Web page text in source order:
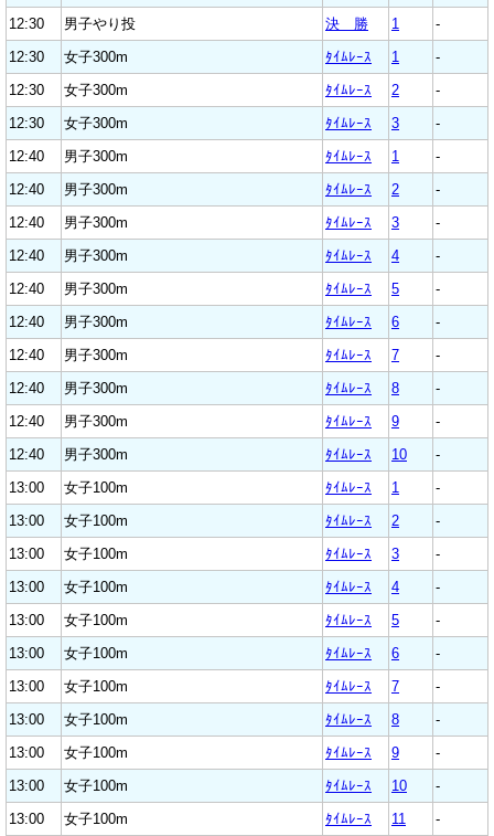
12:30
男子やり投 決 勝 1
-
12:30
女子300m ﾀｲﾑﾚｰｽ 1
-
12:30
女子300m ﾀｲﾑﾚｰｽ 2
-
12:30
女子300m ﾀｲﾑﾚｰｽ 3
-
12:40
男子300m ﾀｲﾑﾚｰｽ 1
-
12:40
男子300m ﾀｲﾑﾚｰｽ 2
-
12:40
男子300m ﾀｲﾑﾚｰｽ 3
-
12:40
男子300m ﾀｲﾑﾚｰｽ 4
-
12:40
男子300m ﾀｲﾑﾚｰｽ 5
-
12:40
男子300m ﾀｲﾑﾚｰｽ 6
-
12:40
男子300m ﾀｲﾑﾚｰｽ 7
-
12:40
男子300m ﾀｲﾑﾚｰｽ 8
-
12:40
男子300m ﾀｲﾑﾚｰｽ 9
-
12:40
男子300m ﾀｲﾑﾚｰｽ 10
-
13:00
女子100m ﾀｲﾑﾚｰｽ 1
-
13:00
女子100m ﾀｲﾑﾚｰｽ 2
-
13:00
女子100m ﾀｲﾑﾚｰｽ 3
-
13:00
女子100m ﾀｲﾑﾚｰｽ 4
-
13:00
女子100m ﾀｲﾑﾚｰｽ 5
-
13:00
女子100m ﾀｲﾑﾚｰｽ 6
-
13:00
女子100m ﾀｲﾑﾚｰｽ 7
-
13:00
女子100m ﾀｲﾑﾚｰｽ 8
-
13:00
女子100m ﾀｲﾑﾚｰｽ 9
-
13:00
女子100m ﾀｲﾑﾚｰｽ 10
-
13:00
女子100m ﾀｲﾑﾚｰｽ 11 -